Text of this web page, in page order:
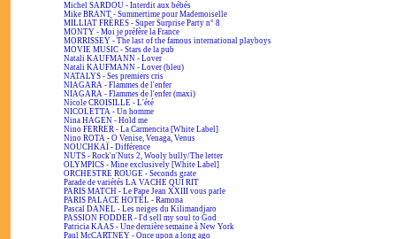
Michel SARDOU - Interdit aux bébés
Mike BRANT - Summertime pour Mademoiselle
MILLIAT FRÈRES - Super Surprise Party n° 8
MONTY - Moi je préfère la France
MORRISSEY - The last of the famous international playboys
MOVIE MUSIC - Stars de la pub
Natali KAUFMANN - Lover
Natali KAUFMANN - Lover (bleu)
NATALYS - Ses premiers cris
NIAGARA - Flammes de l'enfer
NIAGARA - Flammes de l'enfer (maxi)
Nicole CROISILLE - L'été
NICOLETTA - Un homme
Nina HAGEN - Hold me
Nino FERRER - La Carmencita [White Label]
Nino ROTA - O Venise, Venaga, Venus
NOUCHKAÏ - Différence
NUTS - Rock'n'Nuts 2, Wooly bully/The letter
OLYMPICS - Mine exclusively [White Label]
ORCHESTRE ROUGE - Seconds grate
Parade de variétés LA VACHE QUI RIT
PARIS MATCH - Le Pape Jean XXIII vous parle
PARIS PALACE HOTEL - Ramona
Pascal DANEL - Les neiges du Kilimandjaro
PASSION FODDER - I'd sell my soul to God
Patricia KAAS - Une dernière semaine à New York
Paul McCARTNEY - Once upon a long ago